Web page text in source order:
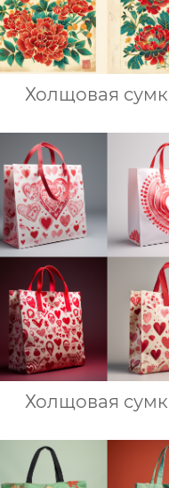
Холщовая
Холщовая